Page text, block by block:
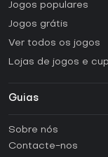
Jogos populares
Jogos grátis
Ver todos os jogos
Lojas de jogos e
Guias
Sobre nós
Contacte-nos